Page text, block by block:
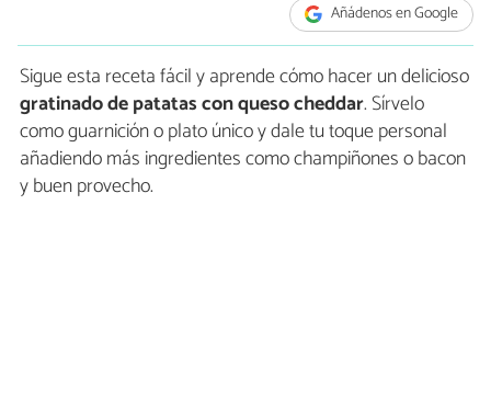
Añádenos en Google
Sigue esta receta fácil y aprende cómo hacer un delicioso
gratinado de patatas con queso cheddar. Sírvelo
como guarnición o plato único y dale tu toque personal
añadiendo más ingredientes como champiñones o bacon
y buen provecho.